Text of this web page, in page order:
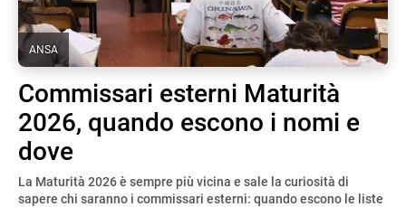
ANSA
Commissari esterni Maturità
2026, quando escono i nomi e
dove
La Maturità 2026 è sempre più vicina e sale la curiosità di
sapere chi saranno i commissari esterni: quando escono le liste